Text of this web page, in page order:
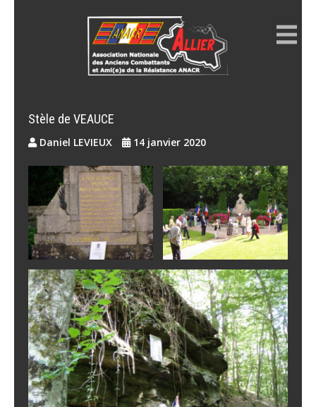
Stèle de VEAUCE
Daniel LEVIEUX 14 janvier 2020